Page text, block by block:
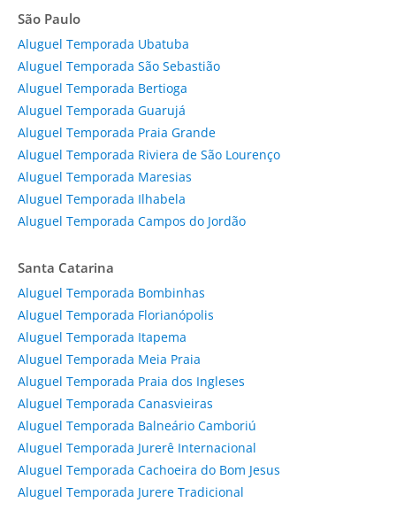
São Paulo
Aluguel Temporada Ubatuba
Aluguel Temporada São Sebastião
Aluguel Temporada Bertioga
Aluguel Temporada Guarujá
Aluguel Temporada Praia Grande
Aluguel Temporada Riviera de São Lourenço
Aluguel Temporada Maresias
Aluguel Temporada Ilhabela
Aluguel Temporada Campos do Jordão
Santa Catarina
Aluguel Temporada Bombinhas
Aluguel Temporada Florianópolis
Aluguel Temporada Itapema
Aluguel Temporada Meia Praia
Aluguel Temporada Praia dos Ingleses
Aluguel Temporada Canasvieiras
Aluguel Temporada Balneário Camboriú
Aluguel Temporada Jurerê Internacional
Aluguel Temporada Cachoeira do Bom Jesus
Aluguel Temporada Jurere Tradicional